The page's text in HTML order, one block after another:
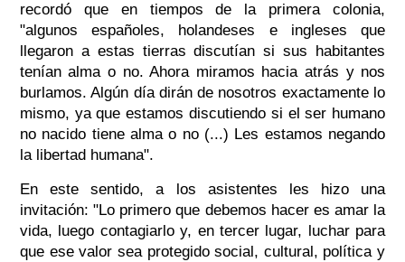
recordó que en tiempos de la primera colonia,
"algunos españoles, holandeses e ingleses que
llegaron a estas tierras discutían si sus habitantes
tenían alma o no. Ahora miramos hacia atrás y nos
burlamos. Algún día dirán de nosotros exactamente lo
mismo, ya que estamos discutiendo si el ser humano
no nacido tiene alma o no (...) Les estamos negando
la libertad humana".
En este sentido, a los asistentes les hizo una
invitación: "Lo primero que debemos hacer es amar la
vida, luego contagiarlo y, en tercer lugar, luchar para
que ese valor sea protegido social, cultural, política y